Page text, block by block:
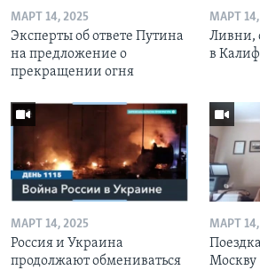
МАРТ 14, 2025
Эксперты об ответе Путина
на предложение о
прекращении огня
МАРТ 14,
Ливни,
в
МАРТ 14, 2025
Россия и Украина
продолжают обмениваться
МАРТ 14,
Москву